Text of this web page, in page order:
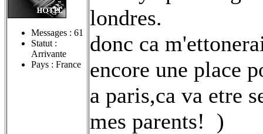
Messages : 61
Statut :
Arrivante
Pays : France
londres.
donc ca
encore une place
a paris,ca va etre
mes parents! )